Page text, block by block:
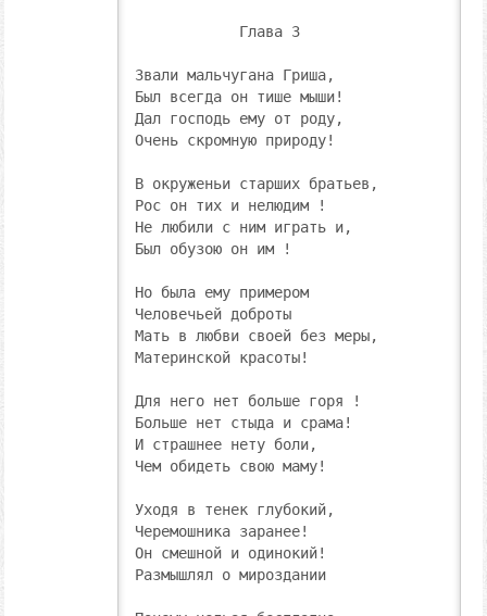
            Глава 3
Звали мальчугана Гриша,
Был всегда он тише мыши!
Дал господь ему от роду,
Очень скромную природу!
В окруженьи старших братьев,
Рос он тих и нелюдим !
Не любили с ним играть и,
Был обузою он им !
Но была ему примером
Человечьей доброты
Мать в любви своей без меры,
Материнской красоты!
Для него нет больше горя !
Больше нет стыда и срама!
И страшнее нету боли,
Чем обидеть свою маму!
Уходя в тенек глубокий,
Черемошника заранее!
Он смешной и одинокий!
Размышлял о мироздании